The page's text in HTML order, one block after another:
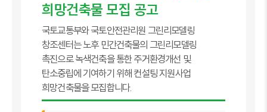
희망건축물 모집 공고
국토교통부와 국토안전관리원 그린리모델링
창조센터는 노후 민간건축물의 그린리모델링
촉진으로 녹색건축을 통한 주거환경개선 및
탄소중립에 기여하기 위해 컨설팅 지원사업
희망건축물을 모집합니다.